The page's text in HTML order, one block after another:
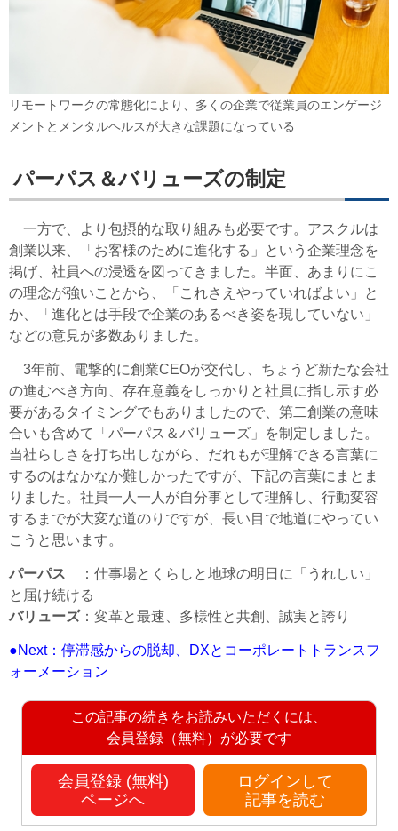
リモートワークの常態化により、多くの企業で従業員のエンゲージ
メントとメンタルヘルスが大きな課題になっている
パーパス＆バリューズの制定
一方で、より包摂的な取り組みも必要です。アスクルは
創業以来、「お客様のために進化する」という企業理念を
掲げ、社員への浸透を図ってきました。半面、あまりにこ
の理念が強いことから、「これさえやっていればよい」と
か、「進化とは手段で企業のあるべき姿を現していない」
などの意見が多数ありました。
3年前、電撃的に創業CEOが交代し、ちょうど新たな会社
の進むべき方向、存在意義をしっかりと社員に指し示す必
要があるタイミングでもありましたので、第二創業の意味
合いも含めて「パーパス＆バリューズ」を制定しました。
当社らしさを打ち出しながら、だれもが理解できる言葉に
するのはなかなか難しかったですが、下記の言葉にまとま
りました。社員一人一人が自分事として理解し、行動変容
するまでが大変な道のりですが、長い目で地道にやってい
こうと思います。
パーパス ：仕事場とくらしと地球の明日に「うれしい」
と届け続ける
バリューズ：変革と最速、多様性と共創、誠実と誇り
●Next：停滞感からの脱却、DXとコーポレートトランスフ
ォーメーション
この記事の続きをお読みいただくには、
会員登録（無料）が必要です
会員登録 (無料)
ページへ
ログインして
記事を読む